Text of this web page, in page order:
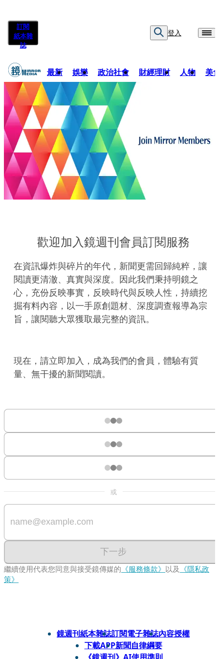
訂閱
紙本雜
誌
登入
最新 娛樂 政治社會 財經理財 人物 美
歡迎加入鏡週刊會員訂閱服務
在資訊爆炸與碎片的年代，新聞更需回歸純粹，讓
閱讀更清澈、真實與深度。因此我們秉持明鏡之
心，充份反映事實，反映時代與反映人性，持續挖
掘有料內容，以一手原創題材、深度調查報導為宗
旨，讓閱聽大眾獲取最完整的資訊。
現在，請立即加入，成為我們的會員，體驗有質
量、無干擾的新聞閱讀。
或
下一步
繼續使用代表您同意與接受鏡傳媒的 《服務條款》 以及 《隱私政
策》
鏡週刊紙本雜誌訂閱電子雜誌內容授權
下載APP新聞自律綱要